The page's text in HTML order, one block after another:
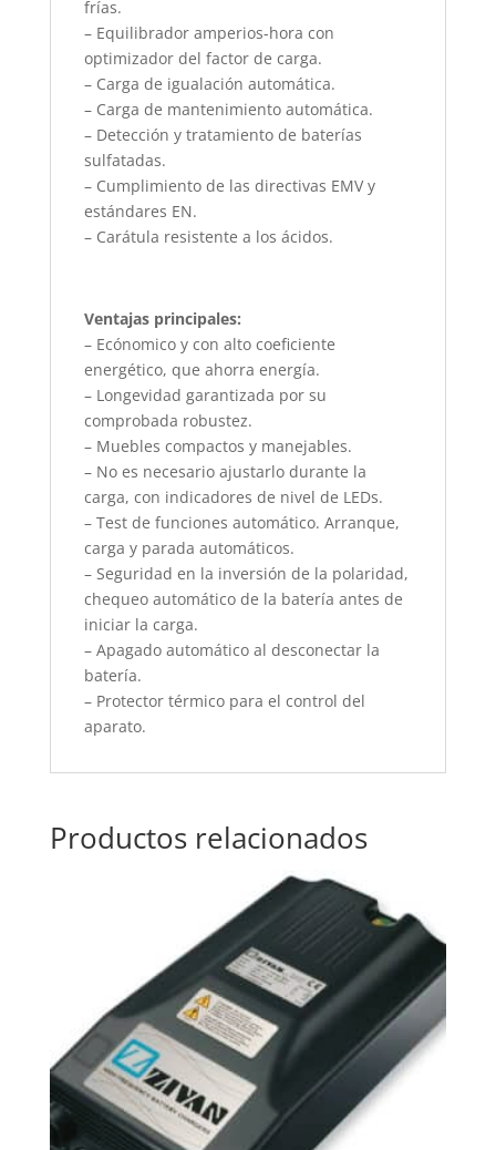
frías.
– Equilibrador amperios-hora con
optimizador del factor de carga.
– Carga de igualación automática.
– Carga de mantenimiento automática.
– Detección y tratamiento de baterías
sulfatadas.
– Cumplimiento de las directivas EMV y
estándares EN.
– Carátula resistente a los ácidos.
Ventajas principales:
– Ecónomico y con alto coeficiente
energético, que ahorra energía.
– Longevidad garantizada por su
comprobada robustez.
– Muebles compactos y manejables.
– No es necesario ajustarlo durante la
carga, con indicadores de nivel de LEDs.
– Test de funciones automático. Arranque,
carga y parada automáticos.
– Seguridad en la inversión de la polaridad,
chequeo automático de la batería antes de
iniciar la carga.
– Apagado automático al desconectar la
batería.
– Protector térmico para el control del
aparato.
Productos relacionados